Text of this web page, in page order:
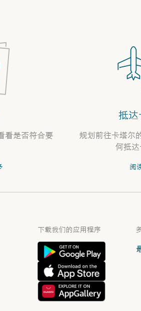
看是否符合要
抵达
规划前往卡塔尔
何抵达
阅
下载我们的应用程序